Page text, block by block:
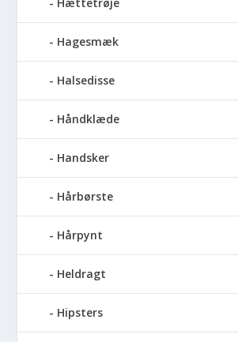
Hagesmæk
Halsedisse
Håndklæde
Handsker
Hårbørste
Hårpynt
Heldragt
Hipsters